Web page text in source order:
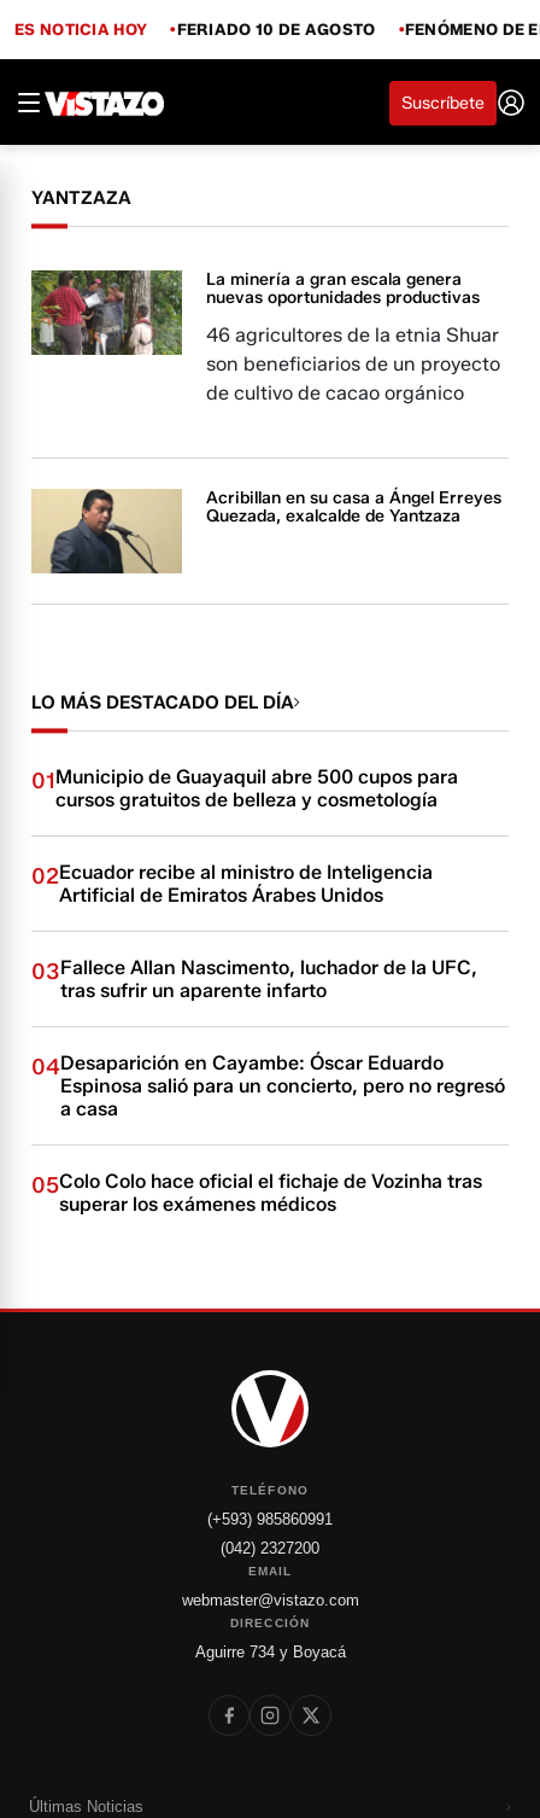
ES NOTICIA HOY FERIADO 10 DE AGOSTO FENÓMENO DE
Suscríbete
YANTZAZA
La minería a gran escala genera
nuevas oportunidades productivas
46 agricultores de la etnia Shuar
son beneficiarios de un proyecto
de cultivo de cacao orgánico
Acribillan en su casa a Ángel Erreyes
Quezada, exalcalde de Yantzaza
LO MÁS DESTACADO DEL DÍA
01Municipio de Guayaquil abre 500 cupos para
cursos gratuitos de belleza y cosmetología
02Ecuador recibe al ministro de Inteligencia
Artificial de Emiratos Árabes Unidos
03Fallece Allan Nascimento, luchador de la UFC,
tras sufrir un aparente infarto
04Desaparición en Cayambe: Óscar Eduardo
Espinosa salió para un concierto, pero no regresó
a casa
05Colo Colo hace oficial el fichaje de Vozinha tras
superar los exámenes médicos
TELÉFONO
(+593) 985860991
(042) 2327200
EMAIL
webmaster@vistazo.com
DIRECCIÓN
Aguirre 734 y Boyacá
Últimas Noticias ›